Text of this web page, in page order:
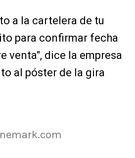
a la cartelera de tu
para confirmar fecha
venta", dice la empresa
al póster de la gira